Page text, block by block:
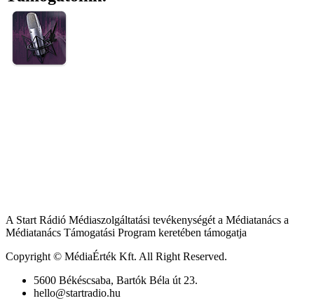
A Start Rádió Médiaszolgáltatási tevékenységét a Médiatanács a
Médiatanács Támogatási Program keretében támogatja
Copyright © MédiaÉrték Kft. All Right Reserved.
5600 Békéscsaba, Bartók Béla út 23.
hello@startradio.hu